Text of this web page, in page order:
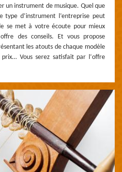
un instrument de musique. Quel que
type d’instrument l’entreprise peut
se met à votre écoute pour mieux
des conseils. Et vous propose
les atouts de chaque modèle
Vous serez satisfait par l‘offre